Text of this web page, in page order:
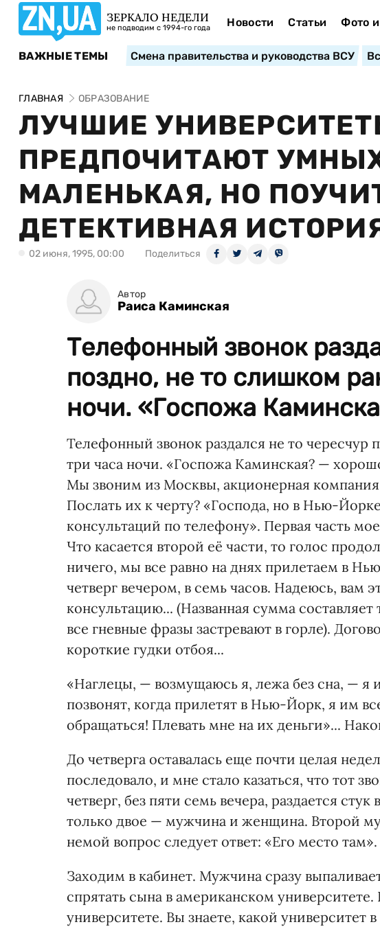
ЗЕРКАЛО НЕДЕЛИ
не подводим с 1994-го года Новости Статьи Фото
ВАЖНЫЕ ТЕМЫ Смена правительства и руководства ВСУ
ГЛАВНАЯ ОБРАЗОВАНИЕ
ЛУЧШИЕ
ПРЕДПОЧИТАЮТ
МАЛЕНЬКАЯ, НО
ДЕТЕКТИВНАЯ
02 июня, 1995, 00:00 Поделиться
Автор
Раиса Каминская
Телефонный звонок
поздно, не то слишком
ночи. «Госпожа
Телефонный звонок раздался не то
три часа ночи. «Госпожа Каминская? —
Мы звоним из Москвы, акционерная
Послать их к черту? «Господа, но в Нью-
консультаций по телефону». Первая часть
Что касается второй её части, то голос
ничего, мы все равно на днях прилетаем в
четверг вечером, в семь часов. Надеюсь, вам
консультацию... (Названная сумма
все гневные фразы застревают в горле).
короткие гудки отбоя...
«Наглецы, — возмущаюсь я, лежа без сна, — я
позвонят, когда прилетят в Нью-Йорк, я им
обращаться! Плевать мне на их деньги»...
До четверга оставалась еще почти целая
последовало, и мне стало казаться, что тот
четверг, без пяти семь вечера, раздается
только двое — мужчина и женщина. Второй
немой вопрос следует ответ: «Его место там».
Заходим в кабинет. Мужчина сразу
спрятать сына в американском
университете. Вы знаете, какой университет